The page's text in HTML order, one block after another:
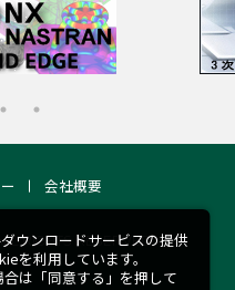
会社概要
RIGHTS RESERVED.
ウンロードサービスの提供
を利用しています。
は「同意する」を押して